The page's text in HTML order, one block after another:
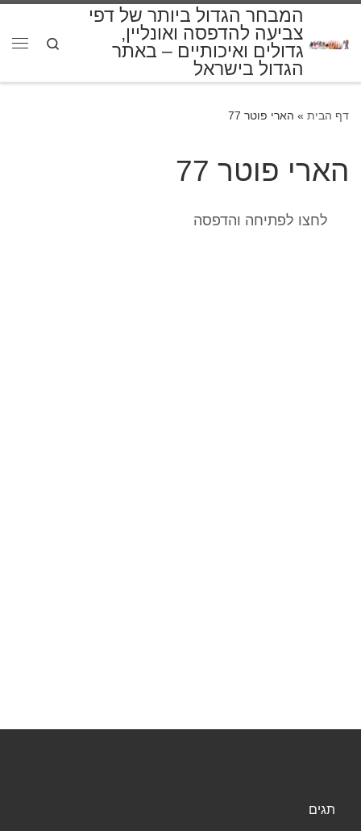
המבחר הגדול ביותר של דפי
צביעה להדפסה ואונליין,
גדולים ואיכותיים – באתר
הגדול בישראל
Search
דף הבית » הארי פוטר 77
הארי פוטר 77
לחצו לפתיחה והדפסה
תגים